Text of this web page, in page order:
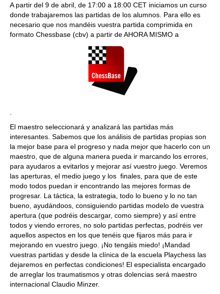
A partir del 9 de abril, de 17:00 a 18:00 CET iniciamos un curso
donde trabajaremos las partidas de los alumnos. Para ello es
necesario que nos mandéis vuestra partida comprimida en
formato Chessbase (cbv) a partir de AHORA MISMO a
El maestro seleccionará y analizará las partidas más
interesantes. Sabemos que los análisis de partidas propias son
la mejor base para el progreso y nada mejor que hacerlo con un
maestro, que de alguna manera pueda ir marcando los errores,
para ayudaros a evitarlos y mejorar así vuestro juego. Veremos
las aperturas, el medio juego y los finales, para que de este
modo todos puedan ir encontrando las mejores formas de
progresar. La táctica, la estrategia, todo lo bueno y lo no tan
bueno, ayudándoos, consiguiendo partidas modelo de vuestra
apertura (que podréis descargar, como siempre) y así entre
todos y viendo errores, no solo partidas perfectas, podréis ver
aquellos aspectos en los que tenéis que fijaros más para ir
mejorando en vuestro juego. ¡No tengáis miedo! ¡Mandad
vuestras partidas y desde la clínica de la escuela Playchess las
dejaremos en perfectas condiciones! El especialista encargado
de arreglar los traumatismos y otras dolencias será maestro
internacional Claudio Minzer.